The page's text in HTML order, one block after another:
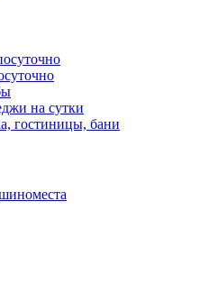
на сутки
гостиницы, бани